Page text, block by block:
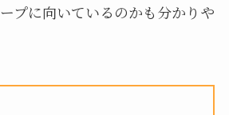
プに向いているのかも分かりや